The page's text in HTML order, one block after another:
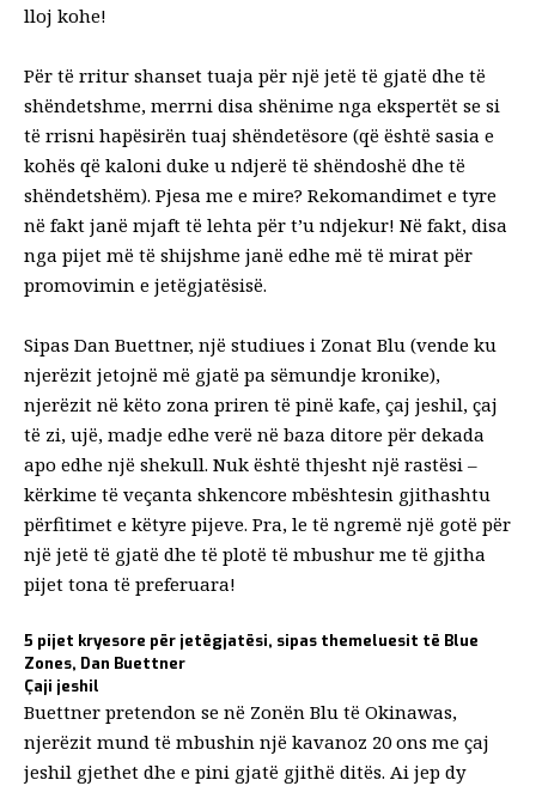
lloj kohe!
Për të rritur shanset tuaja për një jetë të gjatë dhe të
shëndetshme, merrni disa shënime nga ekspertët se si
të rrisni hapësirën tuaj shëndetësore (që është sasia e
kohës që kaloni duke u ndjerë të shëndoshë dhe të
shëndetshëm). Pjesa me e mire? Rekomandimet e tyre
në fakt janë mjaft të lehta për t’u ndjekur! Në fakt, disa
nga pijet më të shijshme janë edhe më të mirat për
promovimin e jetëgjatësisë.
Sipas Dan Buettner, një studiues i Zonat Blu (vende ku
njerëzit jetojnë më gjatë pa sëmundje kronike),
njerëzit në këto zona priren të pinë kafe, çaj jeshil, çaj
të zi, ujë, madje edhe verë në baza ditore për dekada
apo edhe një shekull. Nuk është thjesht një rastësi –
kërkime të veçanta shkencore mbështesin gjithashtu
përfitimet e këtyre pijeve. Pra, le të ngremë një gotë për
një jetë të gjatë dhe të plotë të mbushur me të gjitha
pijet tona të preferuara!
5 pijet kryesore për jetëgjatësi, sipas themeluesit të Blue
Zones, Dan Buettner
Çaji jeshil
Buettner pretendon se në Zonën Blu të Okinawas,
njerëzit mund të mbushin një kavanoz 20 ons me çaj
jeshil gjethet dhe e pini gjatë gjithë ditës. Ai jep dy